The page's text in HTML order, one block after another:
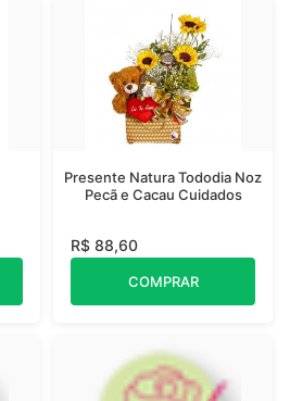
Presente Natura Tododia Noz
Pecã e Cacau Cuidados
R$ 88,60
COMPRAR